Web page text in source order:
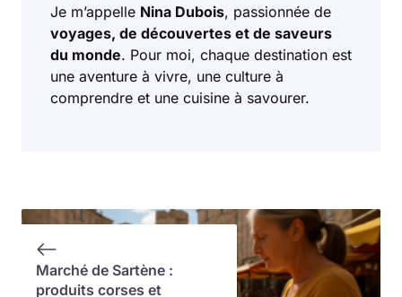
Je m’appelle Nina Dubois, passionnée de
voyages, de découvertes et de saveurs
du monde. Pour moi, chaque destination est
une aventure à vivre, une culture à
comprendre et une cuisine à savourer.
Marché de Sartène :
produits corses et